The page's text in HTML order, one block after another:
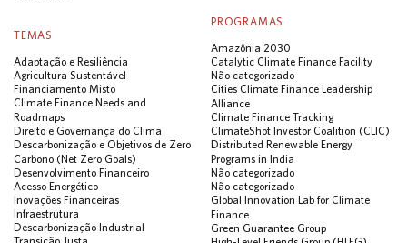
TEMAS
Adaptação e Resiliência
Agricultura Sustentável
Financiamento Misto
Climate Finance Needs and
Roadmaps
Direito e Governança do Clima
Descarbonização e Objetivos de Zero
Carbono (Net Zero Goals)
Desenvolvimento Financeiro
Acesso Energético
Inovações Financeiras
Infraestrutura
Descarbonização Industrial
PROGRAMAS
Amazônia 2030
Catalytic Climate Finance Facility
Não categorizado
Cities Climate Finance Leadership
Alliance
Climate Finance Tracking
ClimateShot Investor Coalition (CLIC)
Distributed Renewable Energy
Programs in India
Não categorizado
Não categorizado
Global Innovation Lab for Climate
Finance
Green Guarantee Group